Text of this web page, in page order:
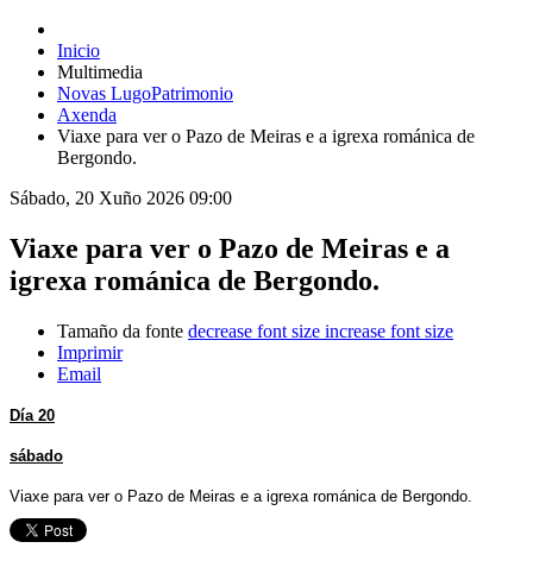
Inicio
Multimedia
Novas LugoPatrimonio
Axenda
Viaxe para ver o Pazo de Meiras e a igrexa románica de
Bergondo.
Sábado, 20 Xuño 2026 09:00
Viaxe para ver o Pazo de Meiras e a
igrexa románica de Bergondo.
Tamaño da fonte decrease font size increase font size
Imprimir
Email
Día 20
sábado
Viaxe para ver o Pazo de Meiras e a igrexa románica de Bergondo.